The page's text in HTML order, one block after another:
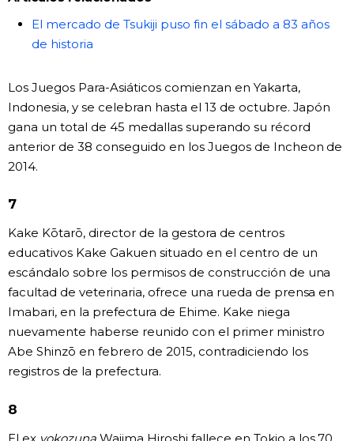
El mercado de Tsukiji puso fin el sábado a 83 años
de historia
Los Juegos Para-Asiáticos comienzan en Yakarta,
Indonesia, y se celebran hasta el 13 de octubre. Japón
gana un total de 45 medallas superando su récord
anterior de 38 conseguido en los Juegos de Incheon de
2014.
7
Kake Kōtarō, director de la gestora de centros
educativos Kake Gakuen situado en el centro de un
escándalo sobre los permisos de construcción de una
facultad de veterinaria, ofrece una rueda de prensa en
Imabari, en la prefectura de Ehime. Kake niega
nuevamente haberse reunido con el primer ministro
Abe Shinzō en febrero de 2015, contradiciendo los
registros de la prefectura.
8